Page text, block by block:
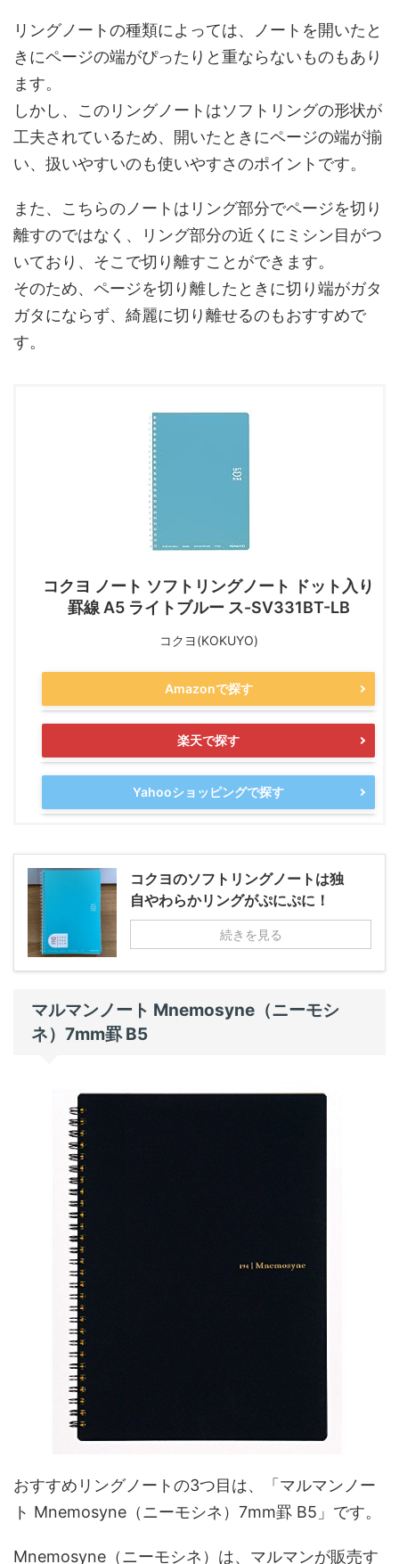
リングノートの種類によっては、ノートを開いたと
きにページの端がぴったりと重ならないものもあり
ます。
しかし、このリングノートはソフトリングの形状が
工夫されているため、開いたときにページの端が揃
い、扱いやすいのも使いやすさのポイントです。
また、こちらのノートはリング部分でページを切り
離すのではなく、リング部分の近くにミシン目がつ
いており、そこで切り離すことができます。
そのため、ページを切り離したときに切り端がガタ
ガタにならず、綺麗に切り離せるのもおすすめで
す。
コクヨ ノート ソフトリングノート ドット入り
罫線 A5 ライトブルー ス-SV331BT-LB
コクヨ(KOKUYO)
Amazonで探す
楽天で探す
Yahooショッピングで探す
コクヨのソフトリングノートは独
自やわらかリングがぷにぷに！
続きを見る
マルマンノート Mnemosyne（ニーモシ
ネ）7mm罫 B5
おすすめリングノートの3つ目は、「マルマンノー
ト Mnemosyne（ニーモシネ）7mm罫 B5」です。
Mnemosyne（ニーモシネ）は、マルマンが販売す